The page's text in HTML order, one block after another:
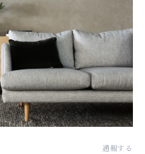
通報する